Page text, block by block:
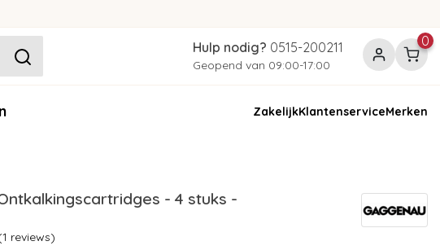
Hulp nodig? 0515-200211
Geopend van 09:00-17:00
0
ZakelijkKlantenserviceMerken
- 4 stuks -
reviews)